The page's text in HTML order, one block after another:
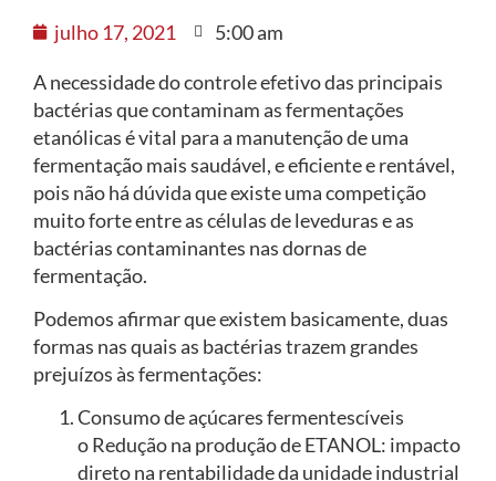
julho 17, 2021 5:00 am
A necessidade do controle efetivo das principais
bactérias que contaminam as fermentações
etanólicas é vital para a manutenção de uma
fermentação mais saudável, e eficiente e rentável,
pois não há dúvida que existe uma competição
muito forte entre as células de leveduras e as
bactérias contaminantes nas dornas de
fermentação.
Podemos afirmar que existem basicamente, duas
formas nas quais as bactérias trazem grandes
prejuízos às fermentações:
Consumo de açúcares fermentescíveis
o Redução na produção de ETANOL: impacto
direto na rentabilidade da unidade industrial